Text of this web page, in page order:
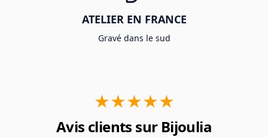
ATELIER EN FRANCE
Gravé dans le sud
★★★★★
Avis clients sur Bijoulia